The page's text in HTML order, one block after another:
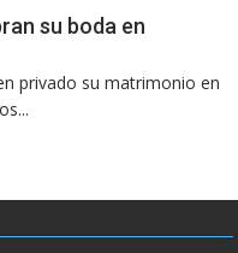
su boda en
privado su matrimonio en